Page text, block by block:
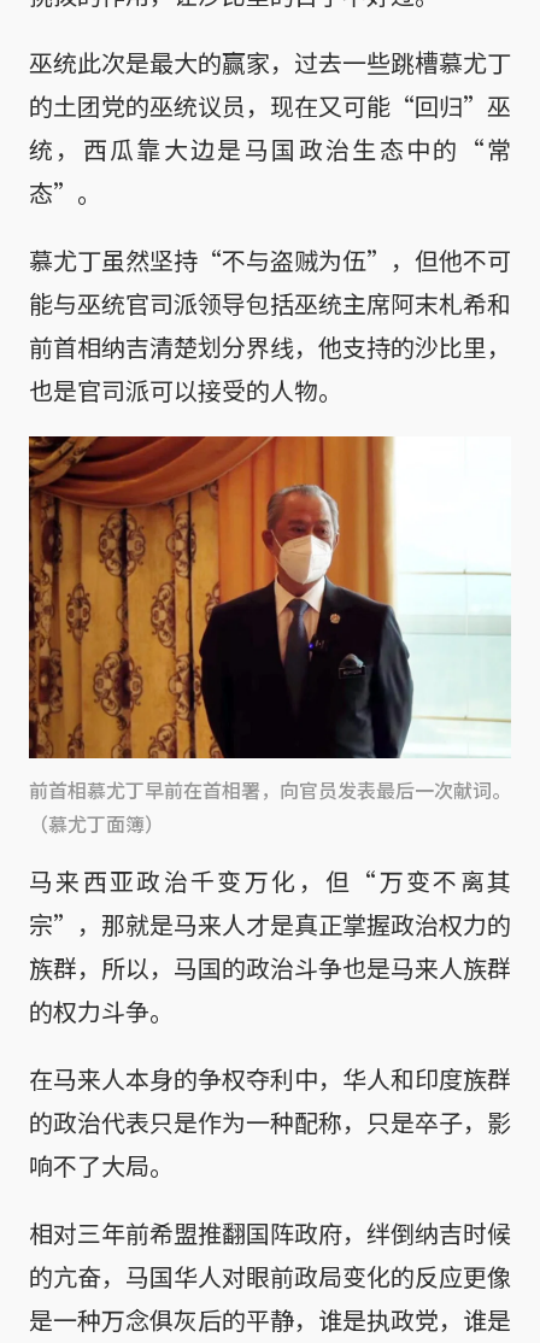
巫统此次是最大的赢家，过去一些跳槽慕尤丁
的土团党的巫统议员，现在又可能“回归”巫
统，西瓜靠大边是马国政治生态中的“常
态”。
慕尤丁虽然坚持“不与盗贼为伍”，但他不可
能与巫统官司派领导包括巫统主席阿末札希和
前首相纳吉清楚划分界线，他支持的沙比里，
也是官司派可以接受的人物。
前首相慕尤丁早前在首相署，向官员发表最后一次献词。
（慕尤丁面簿）
马来西亚政治千变万化，但“万变不离其
宗”，那就是马来人才是真正掌握政治权力的
族群，所以，马国的政治斗争也是马来人族群
的权力斗争。
在马来人本身的争权夺利中，华人和印度族群
的政治代表只是作为一种配称，只是卒子，影
响不了大局。
相对三年前希盟推翻国阵政府，绊倒纳吉时候
的亢奋，马国华人对眼前政局变化的反应更像
是一种万念俱灰后的平静，谁是执政党，谁是